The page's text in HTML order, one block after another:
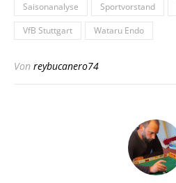
Saisonanalyse
Sportvorstand
VfB Stuttgart
Wataru Endo
Von reybucanero74